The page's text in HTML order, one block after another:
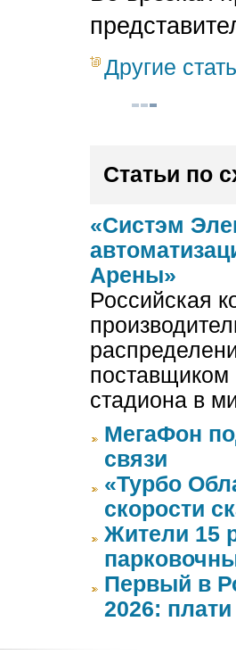
Другие
Статьи по
«Систэм
Арены»
Российская
поставщиком
стадиона в
МегаФон
связи
«Турбо
скорости
Жители 15
Первый в
2026: